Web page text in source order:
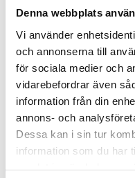
Denna webbplats
Vi använder
och annonserna till
för sociala medier och
vidarebefordrar även
information från din
annons- och
Dessa kan i sin tur
information som du har